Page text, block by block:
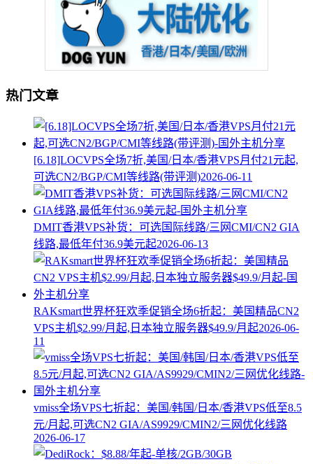
热门文章
[6.18]LOCVPS全场7折,美国/日本/香港VPS月付21元起,
可选CN2/BGP/CMI等线路(带评测)2026-06-11
DMIT香港VPS补货：可选国际线路/三网CMI/CN2 GIA
线路,最低年付36.9美元起2026-06-13
RAKsmart世界杯狂欢季促销全场6折起：美国精品CN2
VPS主机$2.99/月起,日本独立服务器$49.9/月起2026-06-
11
vmiss全场VPS七折起：美国/韩国/日本/香港VPS低至8.5
元/月起,可选CN2 GIA/AS9929/CMIN2/三网优化线路
2026-06-17